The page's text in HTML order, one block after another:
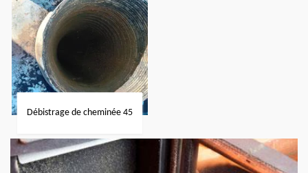
Débistrage de cheminée 45